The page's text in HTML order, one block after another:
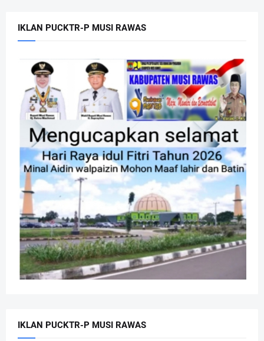
IKLAN PUCKTR-P MUSI RAWAS
IKLAN PUCKTR-P MUSI RAWAS